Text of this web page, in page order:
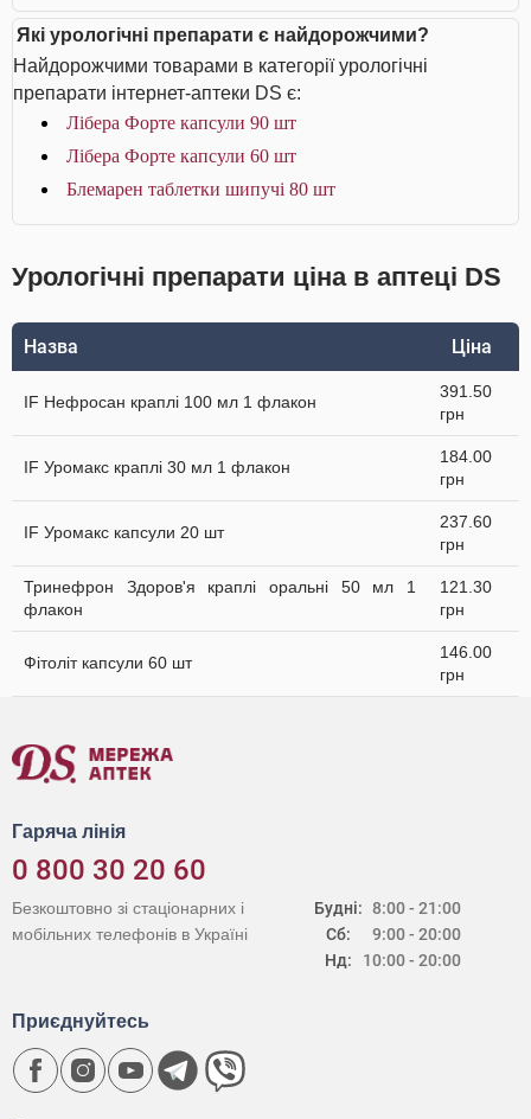
Які урологічні препарати є найдорожчими?
Найдорожчими товарами в категорії урологічні
препарати інтернет-аптеки DS є:
Лібера Форте капсули 90 шт
Лібера Форте капсули 60 шт
Блемарен таблетки шипучі 80 шт
Урологічні препарати ціна в аптеці DS
Назва Ціна
IF Нефросан краплі 100 мл 1 флакон
391.50
грн
IF Уромакс краплі 30 мл 1 флакон
184.00
грн
IF Уромакс капсули 20 шт
237.60
грн
Тринефрон Здоров'я краплі оральні 50 мл 1
флакон
121.30
грн
Фітоліт капсули 60 шт
146.00
грн
Гаряча лінія
0 800 30 20 60
Будні:
Сб:
Нд:
8:00 - 21:00
9:00 - 20:00
10:00 - 20:00
Безкоштовно зі стаціонарних і
мобільних телефонів в Україні
Приєднуйтесь